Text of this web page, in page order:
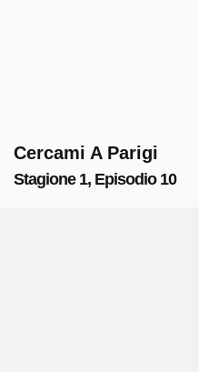
Cercami A Parigi
Stagione 1, Episodio 10